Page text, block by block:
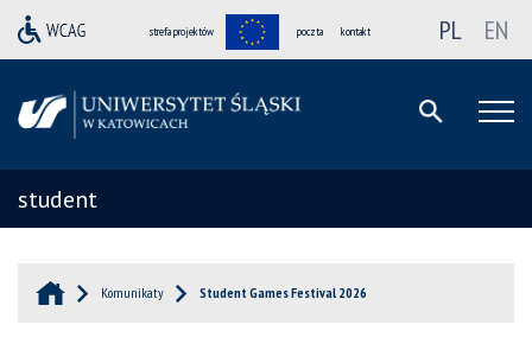
strefa projektów poczta kontakt PL EN
student
Komunikaty Student Games Festival 2026